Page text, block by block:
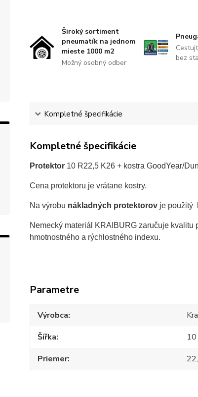
Široký sortiment
pneumatík na jednom
mieste 1000 m2
Možný osobný odber
bez
Kompletné špecifikácie
Kompletné špecifikácie
Protektor10 R22,5 K26 + kostra GoodYear/
Cena protektoru je vrátane kostry.
Na výrobu nákladných protektorovje použitý
Nemecký materiál KRAIBURG zaručuje
hmotnostného a rýchlostného indexu.
Parametre
Výrobca
Šířka
10
Priemer